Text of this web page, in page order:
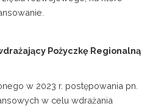
Pożyczkę Regionalną
w 2023 r. postępowania pn.
w celu wdrażania